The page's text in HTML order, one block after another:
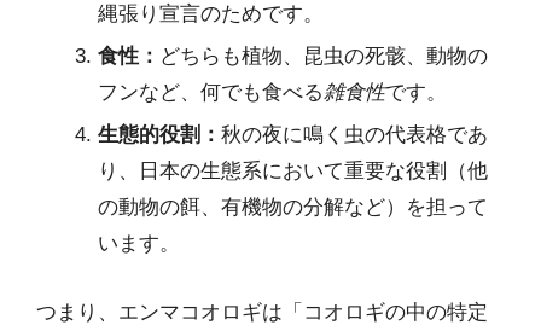
縄張り宣言のためです。
食性： どちらも植物、昆虫の死骸、動物の
フンなど、何でも食べる雑食性です。
生態的役割： 秋の夜に鳴く虫の代表格であ
り、日本の生態系において重要な役割（他
の動物の餌、有機物の分解など）を担って
います。
つまり、エンマコオロギは「コオロギの中の特定